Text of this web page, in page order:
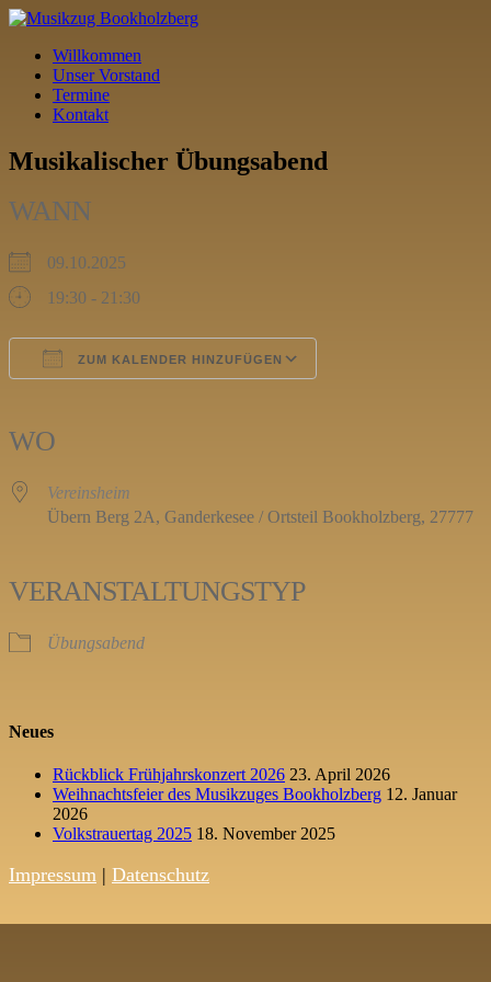
Willkommen
Unser Vorstand
Termine
Kontakt
Musikalischer Übungsabend
WANN
09.10.2025
19:30 - 21:30
ZUM KALENDER HINZUFÜGEN
WO
Vereinsheim
Übern Berg 2A, Ganderkesee / Ortsteil Bookholzberg, 27777
VERANSTALTUNGSTYP
Übungsabend
Neues
Rückblick Frühjahrskonzert 2026 23. April 2026
Weihnachtsfeier des Musikzuges Bookholzberg 12. Januar
2026
Volkstrauertag 2025 18. November 2025
Impressum | Datenschutz